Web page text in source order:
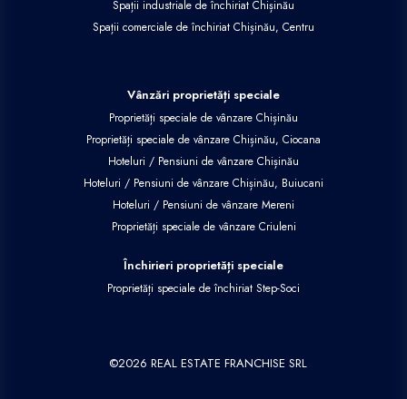
Spații industriale de închiriat Chișinău
Spații comerciale de închiriat Chișinău, Centru
Vânzări proprietăți speciale
Proprietăți speciale de vânzare Chișinău
Proprietăți speciale de vânzare Chișinău, Ciocana
Hoteluri / Pensiuni de vânzare Chișinău
Hoteluri / Pensiuni de vânzare Chișinău, Buiucani
Hoteluri / Pensiuni de vânzare Mereni
Proprietăți speciale de vânzare Criuleni
Închirieri proprietăți speciale
Proprietăți speciale de închiriat Step-Soci
©2026 REAL ESTATE FRANCHISE SRL